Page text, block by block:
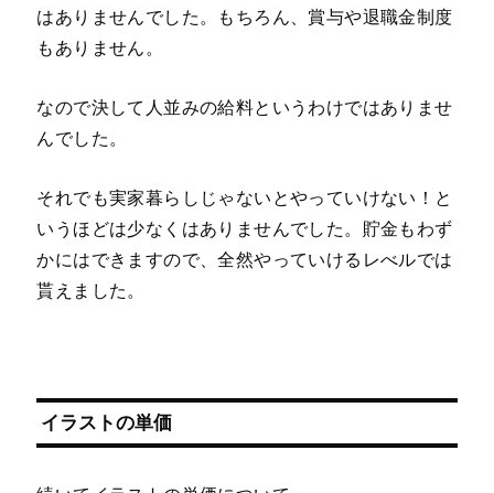
はありませんでした。もちろん、賞与や退職金制度
もありません。
なので決して人並みの給料というわけではありませ
んでした。
それでも実家暮らしじゃないとやっていけない！と
いうほどは少なくはありませんでした。貯金もわず
かにはできますので、全然やっていけるレべルでは
貰えました。
イラストの単価